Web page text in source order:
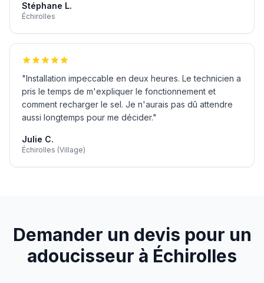
Stéphane L.
Échirolles
"Installation impeccable en deux heures. Le technicien a
pris le temps de m'expliquer le fonctionnement et
comment recharger le sel. Je n'aurais pas dû attendre
aussi longtemps pour me décider."
Julie C.
Échirolles (Village)
Demander un devis pour un
adoucisseur à Échirolles